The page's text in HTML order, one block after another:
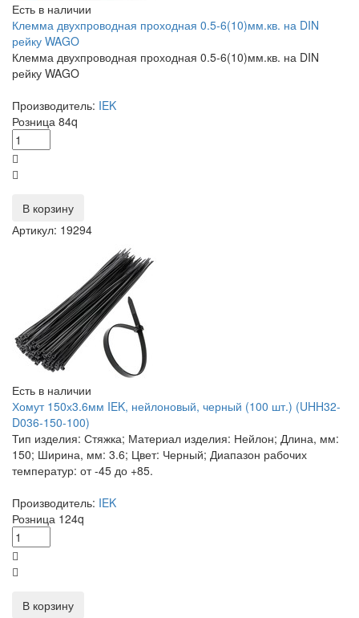
Есть в наличии
Клемма двухпроводная проходная 0.5-6(10)мм.кв. на DIN
рейку WAGO
Клемма двухпроводная проходная 0.5-6(10)мм.кв. на DIN
рейку WAGO
Производитель: IEK
Розница 84q
В корзину
Артикул: 19294
Есть в наличии
Хомут 150х3.6мм IEK, нейлоновый, черный (100 шт.) (UHH32-
D036-150-100)
Тип изделия: Стяжка; Материал изделия: Нейлон; Длина, мм:
150; Ширина, мм: 3.6; Цвет: Черный; Диапазон рабочих
температур: от -45 до +85.
Производитель: IEK
Розница 124q
В корзину